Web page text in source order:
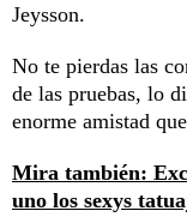
Jeysson.
No te pierdas las
de las pruebas, lo
enorme amistad
Mira también:
uno los sexys